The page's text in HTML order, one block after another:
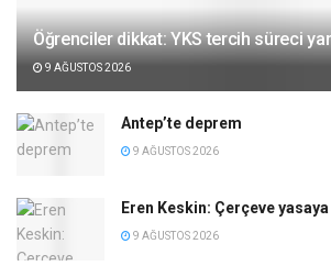
Öğrenciler dikkat: YKS tercih süreci
9 AĞUSTOS 2026
Antep’te deprem
9 AĞUSTOS 2026
Eren Keskin: Çerçeve
9 AĞUSTOS 2026